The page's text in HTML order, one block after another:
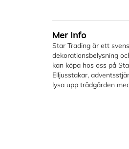
Mer Info
Star Trading är ett
dekorationsbelysning
kan köpa hos oss på
Elljusstakar,
lysa upp trädgården